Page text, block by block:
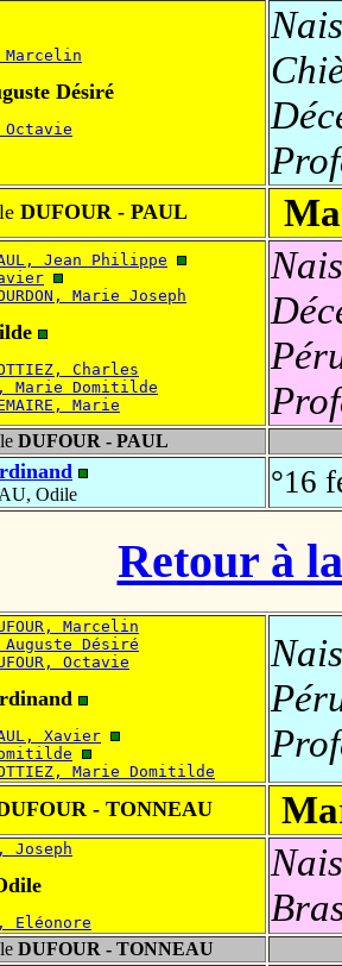
Marcelin
Désiré
Octavie
DUFOUR - PAUL
Jean Philippe
Marie Joseph
Charles
Marie Domitilde
Marie
DUFOUR - PAUL
Odile °16
Retour à
Marcelin
Auguste Désiré
Octavie
Xavier
Marie Domitilde
- TONNEAU
Joseph
Eléonore
DUFOUR - TONNEAU